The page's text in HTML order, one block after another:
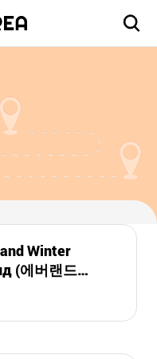
Winter
(에버랜드